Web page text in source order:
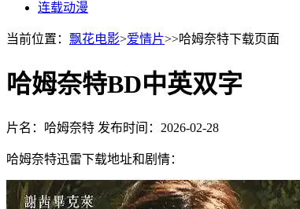
连载动漫
当前位置： 飘花电影>爱情片>>哈姆奈特下载页面
哈姆奈特BD中英双字
片名：哈姆奈特 发布时间：2026-02-28
哈姆奈特迅雷下载地址和剧情：